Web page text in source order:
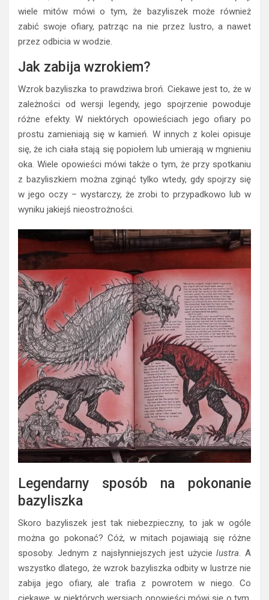
wiele mitów mówi o tym, że bazyliszek może również
zabić swoje ofiary, patrząc na nie przez lustro, a nawet
przez odbicia w wodzie.
Jak zabija wzrokiem?
Wzrok bazyliszka to prawdziwa broń. Ciekawe jest to, że w
zależności od wersji legendy, jego spojrzenie powoduje
różne efekty. W niektórych opowieściach jego ofiary po
prostu zamieniają się w kamień. W innych z kolei opisuje
się, że ich ciała stają się popiołem lub umierają w mgnieniu
oka. Wiele opowieści mówi także o tym, że przy spotkaniu
z bazyliszkiem można zginąć tylko wtedy, gdy spojrzy się
w jego oczy – wystarczy, że zrobi to przypadkowo lub w
wyniku jakiejś nieostrożności.
Legendarny sposób na pokonanie
bazyliszka
Skoro bazyliszek jest tak niebezpieczny, to jak w ogóle
można go pokonać? Cóż, w mitach pojawiają się różne
sposoby. Jednym z najsłynniejszych jest użycielustra. A
wszystko dlatego, że wzrok bazyliszka odbity w lustrze nie
zabija jego ofiary, ale trafia z powrotem w niego. Co